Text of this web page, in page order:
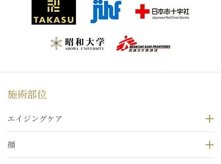
施術部位
エイジングケア
顔